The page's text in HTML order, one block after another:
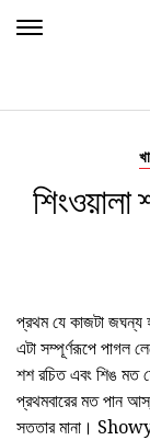
প্রথম যে কাজটা
এটা সম্পূর্ণরূপে পাগল
শশ রচিত এবং শিঙ মত
প্রথমবারের মত পান
সততার মানা। Showy